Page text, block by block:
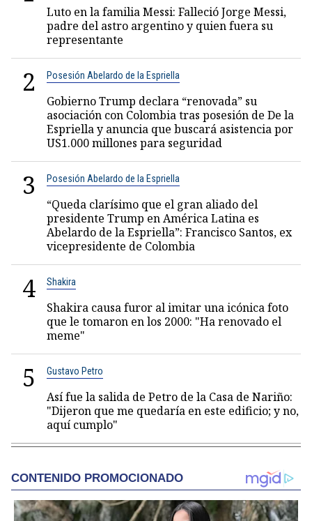
Luto en la familia Messi: Falleció Jorge Messi,
padre del astro argentino y quien fuera su
representante
2 Posesión Abelardo de la Espriella
Gobierno Trump declara “renovada” su
asociación con Colombia tras posesión de De la
Espriella y anuncia que buscará asistencia por
US1.000 millones para seguridad
3 Posesión Abelardo de la Espriella
“Queda clarísimo que el gran aliado del
presidente Trump en América Latina es
Abelardo de la Espriella”: Francisco Santos, ex
vicepresidente de Colombia
4 Shakira
Shakira causa furor al imitar una icónica foto
que le tomaron en los 2000: "Ha renovado el
meme"
5 Gustavo Petro
Así fue la salida de Petro de la Casa de Nariño:
"Dijeron que me quedaría en este edificio; y no,
aquí cumplo"